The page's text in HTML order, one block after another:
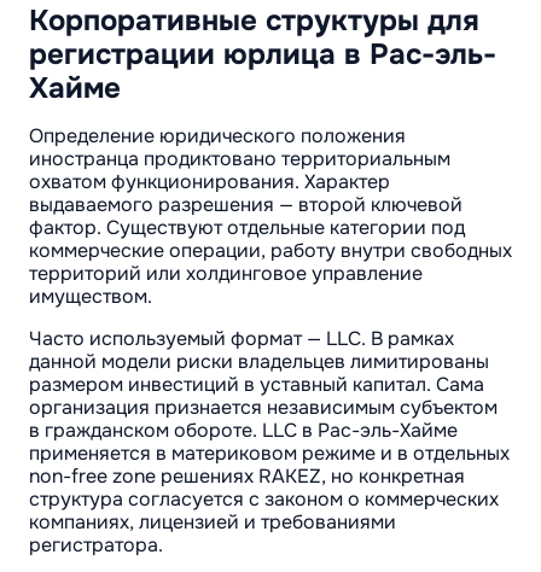
Корпоративные структуры для
регистрации юрлица в Рас-эль-
Хайме
Определение юридического положения
иностранца продиктовано территориальным
охватом функционирования. Характер
выдаваемого разрешения — второй ключевой
фактор. Существуют отдельные категории под
коммерческие операции, работу внутри свободных
территорий или холдинговое управление
имуществом.
Часто используемый формат — LLC. В рамках
данной модели риски владельцев лимитированы
размером инвестиций в уставный капитал. Сама
организация признается независимым субъектом
в гражданском обороте. LLC в Рас-эль-Хайме
применяется в материковом режиме и в отдельных
non-free zone решениях RAKEZ, но конкретная
структура согласуется с законом о коммерческих
компаниях, лицензией и требованиями
регистратора.